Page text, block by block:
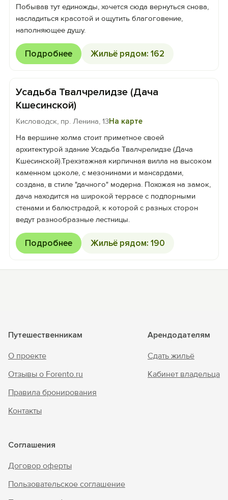
Побывав тут единожды, хочется сюда вернуться снова,
насладиться красотой и ощутить благоговение,
наполняющее душу.
Подробнее Жильё рядом: 162
Усадьба Твалчрелидзе (Дача
Кшесинской)
Кисловодск, пр. Ленина, 13На карте
На вершине холма стоит приметное своей
архитектурой здание Усадьба Твалчрелидзе (Дача
Кшесинской).Трехэтажная кирпичная вилла на высоком
каменном цоколе, с мезонинами и мансардами,
создана, в стиле "дачного" модерна. Похожая на замок,
дача находится на широкой террасе с подпорными
стенами и балюстрадой, к которой с разных сторон
ведут разнообразные лестницы.
Подробнее Жильё рядом: 190
Путешественникам
О проекте
Отзывы о Forento.ru
Правила бронирования
Контакты
Арендодателям
Сдать жильё
Кабинет владельца
Соглашения
Договор оферты
Пользовательское соглашение